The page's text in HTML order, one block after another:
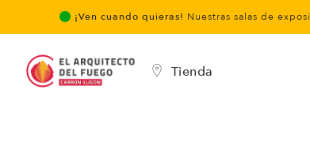
¡Ven cuando quieras! Nuestras salas de
Tienda